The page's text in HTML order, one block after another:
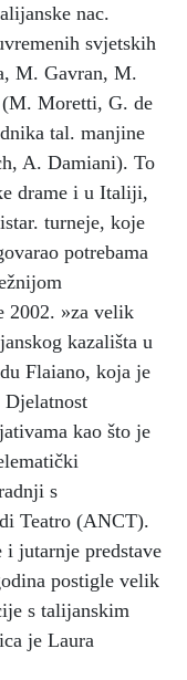
nac.
svjetskih
M. Gavran, M.
(M. Moretti, G. de
tal. manjine
A. Damiani). To
drame i u Italiji,
turneje, koje
potrebama
2002. »za velik
kazališta u
Flaiano, koja je
kao što je
s
Teatro (ANCT).
jutarnje predstave
postigle velik
s talijanskim
je Laura